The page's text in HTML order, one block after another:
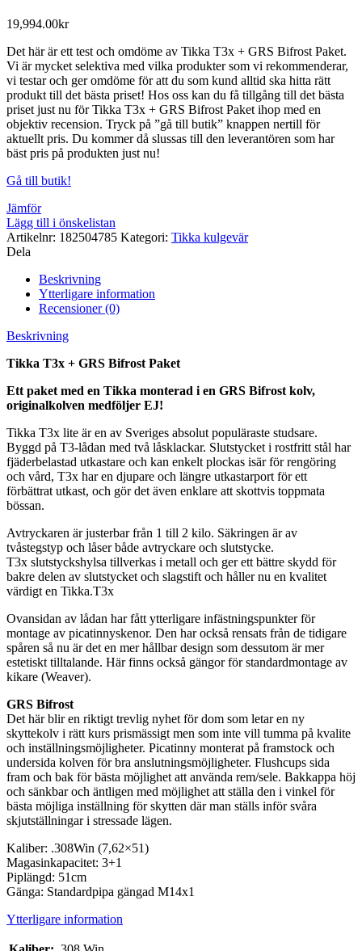
19,994.00kr
Det här är ett test och omdöme av Tikka T3x + GRS Bifrost Paket.
Vi är mycket selektiva med vilka produkter som vi rekommenderar,
vi testar och ger omdöme för att du som kund alltid ska hitta rätt
produkt till det bästa priset! Hos oss kan du få tillgång till det bästa
priset just nu för Tikka T3x + GRS Bifrost Paket ihop med en
objektiv recension. Tryck på ”gå till butik” knappen nertill för
aktuellt pris. Du kommer då slussas till den leverantören som har
bäst pris på produkten just nu!
Gå till butik!
Jämför
Lägg till i önskelistan
Artikelnr: 182504785 Kategori: Tikka kulgevär
Dela
Beskrivning
Ytterligare information
Recensioner (0)
Beskrivning
Tikka T3x + GRS Bifrost Paket
Ett paket med en Tikka monterad i en GRS Bifrost kolv,
originalkolven medföljer EJ!
Tikka T3x lite är en av Sveriges absolut populäraste studsare.
Byggd på T3-lådan med två låsklackar. Slutstycket i rostfritt stål har
fjäderbelastad utkastare och kan enkelt plockas isär för rengöring
och vård, T3x har en djupare och längre utkastarport för ett
förbättrat utkast, och gör det även enklare att skottvis toppmata
bössan.
Avtryckaren är justerbar från 1 till 2 kilo. Säkringen är av
tvåstegstyp och låser både avtryckare och slutstycke.
T3x slutstyckshylsa tillverkas i metall och ger ett bättre skydd för
bakre delen av slutstycket och slagstift och håller nu en kvalitet
värdigt en Tikka.T3x
Ovansidan av lådan har fått ytterligare infästningspunkter för
montage av picatinnyskenor. Den har också rensats från de tidigare
spåren så nu är det en mer hållbar design som dessutom är mer
estetiskt tilltalande. Här finns också gängor för standardmontage av
kikare (Weaver).
GRS Bifrost
Det här blir en riktigt trevlig nyhet för dom som letar en ny
skyttekolv i rätt kurs prismässigt men som inte vill tumma på kvalite
och inställningsmöjligheter. Picatinny monterat på framstock och
undersida kolven för bra anslutningsmöjligheter. Flushcups sida
fram och bak för bästa möjlighet att använda rem/sele. Bakkappa höj
och sänkbar och äntligen med möjlighet att ställa den i vinkel för
bästa möjliga inställning för skytten där man ställs inför svåra
skjutställningar i stressade lägen.
Kaliber: .308Win (7,62×51)
Magasinkapacitet: 3+1
Piplängd: 51cm
Gänga: Standardpipa gängad M14x1
Ytterligare information